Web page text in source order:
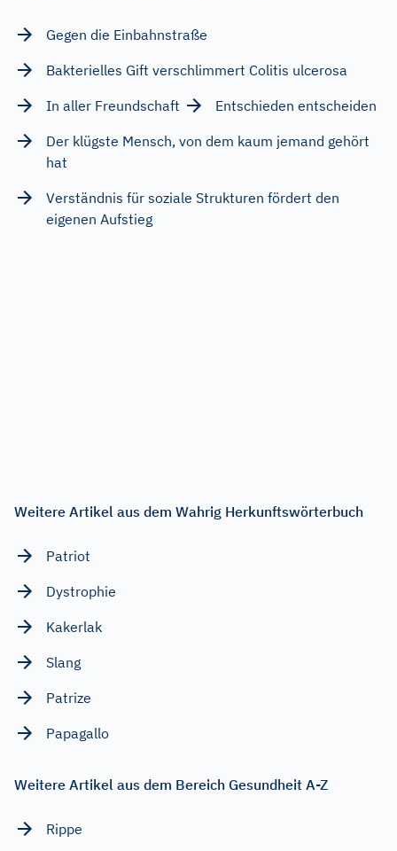
Gegen die Einbahnstraße
Bakterielles Gift verschlimmert Colitis ulcerosa
In aller Freundschaft
Entschieden entscheiden
Der klügste Mensch, von dem kaum jemand gehört
hat
Verständnis für soziale Strukturen fördert den
eigenen Aufstieg
Weitere Artikel aus dem Wahrig Herkunftswörterbuch
Patriot
Dystrophie
Kakerlak
Slang
Patrize
Papagallo
Weitere Artikel aus dem Bereich Gesundheit A-Z
Rippe